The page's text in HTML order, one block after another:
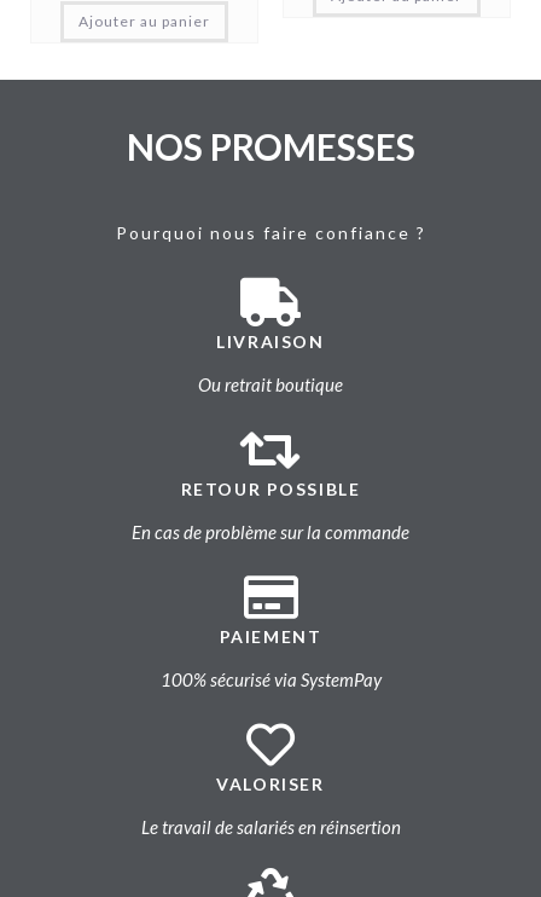
Ajouter au panier
NOS PROMESSES
Pourquoi nous faire confiance ?
LIVRAISON
Ou retrait boutique
RETOUR POSSIBLE
En cas de problème sur la commande
PAIEMENT
100% sécurisé via SystemPay
VALORISER
Le travail de salariés en réinsertion